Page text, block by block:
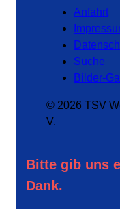
Anfahrt
Suche
Bilder-
© 2026 TSV
V.
Bitte gib uns
Dank.